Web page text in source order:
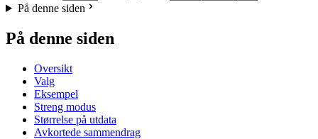
På denne siden
På denne siden
Oversikt
Valg
Eksempel
Streng modus
Størrelse på utdata
Avkortede sammendrag